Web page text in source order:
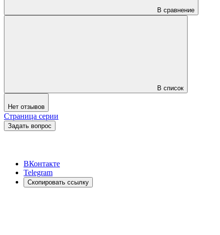
В сравнение
В список
Нет отзывов
Страница серии
Задать вопрос
ВКонтакте
Telegram
Скопировать ссылку